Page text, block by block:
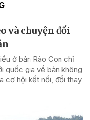
và chuyện đổi
ở bản Rào Con chỉ
quốc gia về bản không
cơ hội kết nối, đổi thay